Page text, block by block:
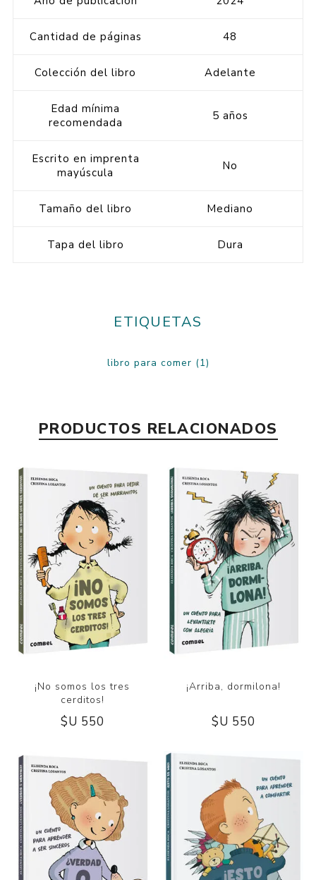
Cantidad de páginas 48
Colección del libro Adelante
Edad mínima
recomendada
5 años
Escrito en imprenta
mayúscula
No
Tamaño del libro Mediano
Tapa del libro Dura
ETIQUETAS
libro para comer (1)
PRODUCTOS RELACIONADOS
¡No somos los tres
cerditos!
$U 550
¡Arriba, dormilona!
$U 550